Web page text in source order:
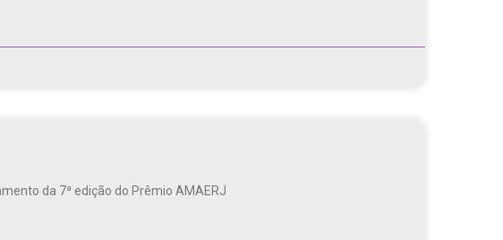
da 7ª edição do Prêmio AMAERJ